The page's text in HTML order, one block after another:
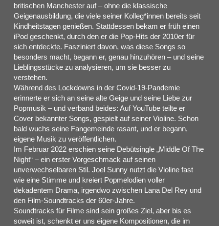
britischen Manchester auf – ohne die klassische
Geigenausbildung, die viele seiner Kolleg*innen bereits seit
Kindheitstagen genießen. Stattdessen bekam er früh einen
iPod geschenkt, durch den er die Pop-Hits der 2010er für
sich entdeckte. Fasziniert davon, was diese Songs so
besonders macht, begann er, genau hinzuhören – und seine
Lieblingsstücke zu analysieren, um sie besser zu
verstehen.
Während des Lockdowns in der Covid-19-Pandemie
erinnerte er sich an seine alte Geige und seine Liebe zur
Popmusik – und verband beides: Auf YouTube teilte er
Cover bekannter Songs, gespielt auf seiner Violine. Schon
bald wuchs seine Fangemeinde rasant, und er begann,
eigene Musik zu veröffentlichen.
Im Februar 2022 erschien seine Debütsingle „Middle Of The
Night“ – ein erster Vorgeschmack auf seinen
unverwechselbaren Stil. Joel Sunny nutzt die Violine fast
wie eine Stimme und kreiert Popmelodien voller
dekadentem Drama, irgendwo zwischen Lana Del Rey und
den Film-Soundtracks der 60er-Jahre.
Soundtracks für Filme sind sein großes Ziel, aber bis es
soweit ist, schenkt er uns eigene Kompositionen, die im